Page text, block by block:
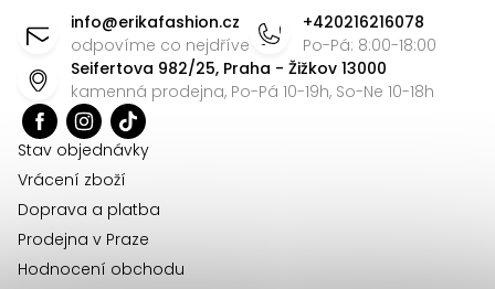
info@erikafashion.cz
odpovíme co nejdříve
+420216216078
Po-Pá: 8:00-18:00
Seifertova 982/25, Praha - Žižkov 13000
kamenná prodejna, Po-Pá 10-19h, So-Ne 10-18h
Stav objednávky
Vrácení zboží
Doprava a platba
Prodejna v Praze
Hodnocení obchodu